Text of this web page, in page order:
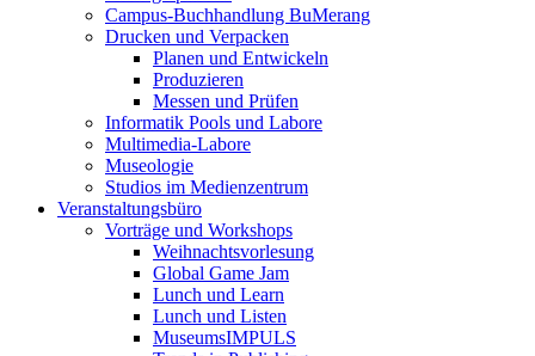
Campus-Buchhandlung BuMerang
Drucken und Verpacken
Planen und Entwickeln
Produzieren
Messen und Prüfen
Informatik Pools und Labore
Multimedia-Labore
Museologie
Studios im Medienzentrum
Veranstaltungsbüro
Vorträge und Workshops
Weihnachtsvorlesung
Global Game Jam
Lunch und Learn
Lunch und Listen
MuseumsIMPULS